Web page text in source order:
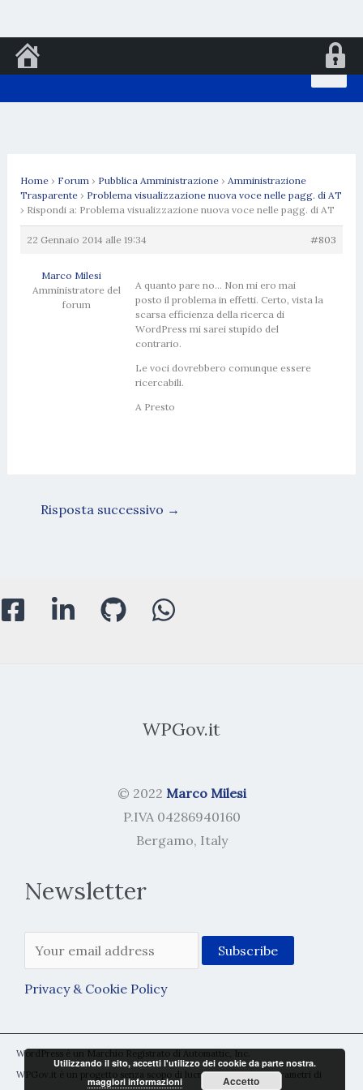
al
Home › Forum › Pubblica Amministrazione › Amministrazione
Trasparente › Problema visualizzazione nuova voce nelle pagg. di AT
› Rispondi a: Problema visualizzazione nuova voce nelle pagg. di AT
22 Gennaio 2014 alle 19:34 #803
Marco Milesi
Amministratore del
forum
A quanto pare no… Non mi ero mai
posto il problema in effetti. Certo, vista la
scarsa efficienza della ricerca di
WordPress mi sarei stupido del
contrario.
Le voci dovrebbero comunque essere
ricercabili.
A Presto
Risposta successivo →
WPGov.it
© 2022 Marco Milesi
P.IVA 04286940160
Bergamo, Italy
Newsletter
Privacy & Cookie Policy
WordPress è un Marchio Registrato di Automattic, Inc.
WPGov.it è un progetto senza scopo di lucro rientrante nei parametri di
Utilizzando il sito, accetti l'utilizzo dei cookie da parte nostra.
maggiori informazioni
Accetto